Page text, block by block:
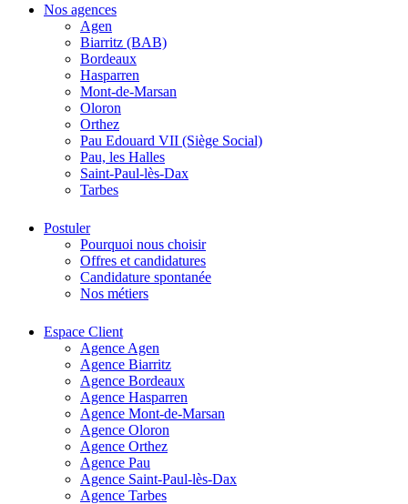
Nos agences
Agen
Biarritz (BAB)
Bordeaux
Hasparren
Mont-de-Marsan
Oloron
Orthez
Pau Edouard VII (Siège Social)
Pau, les Halles
Saint-Paul-lès-Dax
Tarbes
Postuler
Pourquoi nous choisir
Offres et candidatures
Candidature spontanée
Nos métiers
Espace Client
Agence Agen
Agence Biarritz
Agence Bordeaux
Agence Hasparren
Agence Mont-de-Marsan
Agence Oloron
Agence Orthez
Agence Pau
Agence Saint-Paul-lès-Dax
Agence Tarbes